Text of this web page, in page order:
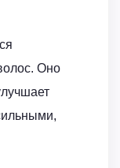
Оно